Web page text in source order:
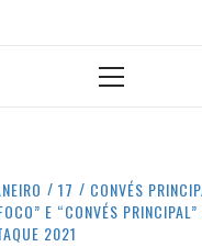
Primary
17
CONVÉS
E “CONVÉS
2021